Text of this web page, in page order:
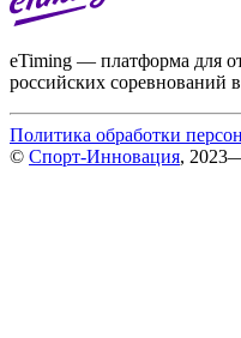
eTiming — платформа для
российских соревнований
Политика обработки
© Спорт-Инновация,